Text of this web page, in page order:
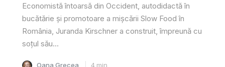
Economistă întoarsă din Occident, autodidactă în
bucătărie și promotoare a mișcării Slow Food în
România, Juranda Kirschner a construit, împreună cu
soțul său...
Oana Grecea 4 min